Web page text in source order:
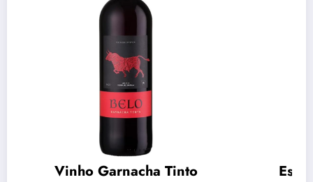
Vinho Garnacha Tinto